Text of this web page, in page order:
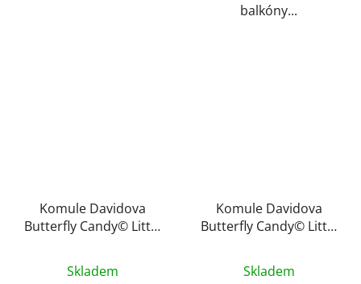
balkóny...
Komule Davidova
Butterfly Candy© Little
Skladem
Komule Davidova
Butterfly Candy© Little
Skladem